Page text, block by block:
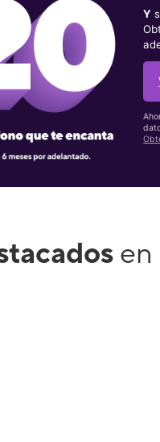
Y
en